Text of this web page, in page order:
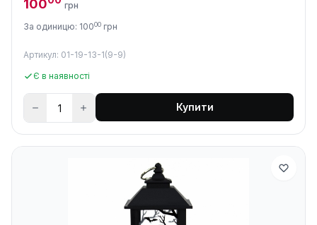
100
грн
За одиницю: 10000 грн
Артикул: 01-19-13-1(9-9)
Є в наявності
Купити